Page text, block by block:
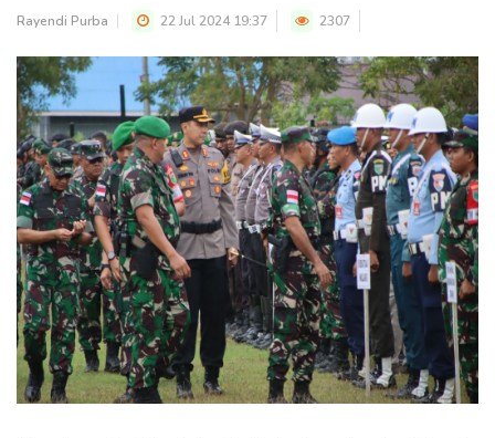
Rayendi Purba 22 Jul 2024 19:37 2307